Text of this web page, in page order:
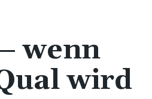
wenn
wird